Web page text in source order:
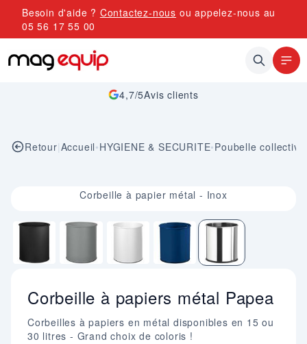
Allez au contenu
Besoin d'aide ? Contactez-nous ou appelez-nous au
05 56 17 55 00
4,7/5Avis clients
Retour|Accueil•HYGIENE & SECURITE•Poubelle
Image 5 sur 5Corbeille à papier métal - Inox
Corbeille à papiers métal Papea
Corbeilles à papiers en métal disponibles en 15 ou
30 litres - Grand choix de coloris !